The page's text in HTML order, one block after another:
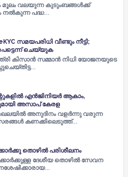
മൂലം വലയുന്ന കുടുംബങ്ങള്‍ക്ക്
പദ്ധ…
സമയപരിധി വീണ്ടും നീട്ടി;
ചെയ്യുക
കിസാൻ സമ്മാൻ നിധി യോജനയുടെ
എൻജിനിയർ ആകാം,
അസാപ് കേരള
അനുദിനം വളർന്നു വരുന്ന
കണക്കിലെടുത്ത്…
തൊഴിൽ പരിശീലനം
ദേശീയ തൊഴിൽ സേവന